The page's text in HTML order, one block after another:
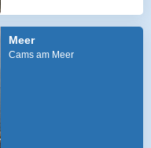
Meer
Cams am Meer